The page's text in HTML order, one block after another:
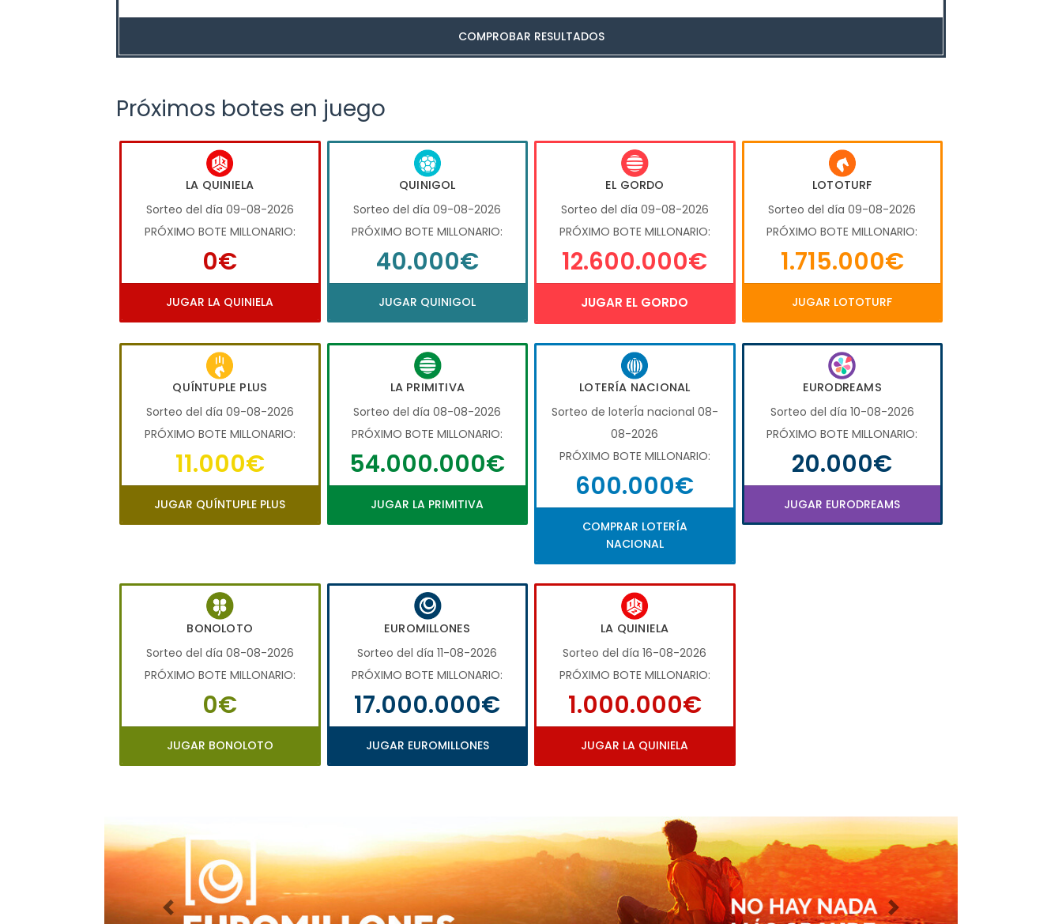
COMPROBAR RESULTADOS
Próximos botes en juego
LA QUINIELA
Sorteo del día 09-08-2026
PRÓXIMO BOTE MILLONARIO:
0€
JUGAR LA QUINIELA
QUINIGOL
Sorteo del día 09-08-2026
PRÓXIMO BOTE MILLONARIO:
40.000€
JUGAR QUINIGOL
EL GORDO
Sorteo del día 09-08-2026
PRÓXIMO BOTE MILLONARIO:
12.600.000€
JUGAR EL GORDO
LOTOTURF
Sorteo del día 09-08-2026
PRÓXIMO BOTE MILLONARIO:
1.715.000€
JUGAR LOTOTURF
QUÍNTUPLE PLUS
Sorteo del día 09-08-2026
PRÓXIMO BOTE MILLONARIO:
11.000€
JUGAR QUÍNTUPLE PLUS
LA PRIMITIVA
Sorteo del día 08-08-2026
PRÓXIMO BOTE MILLONARIO:
54.000.000€
JUGAR LA PRIMITIVA
LOTERÍA NACIONAL
Sorteo de loterÍa nacional 08-
08-2026
PRÓXIMO BOTE MILLONARIO:
600.000€
COMPRAR LOTERÍA
NACIONAL
EURODREAMS
Sorteo del día 10-08-2026
PRÓXIMO BOTE MILLONARIO:
20.000€
JUGAR EURODREAMS
BONOLOTO
Sorteo del día 08-08-2026
PRÓXIMO BOTE MILLONARIO:
0€
JUGAR BONOLOTO
EUROMILLONES
Sorteo del día 11-08-2026
PRÓXIMO BOTE MILLONARIO:
17.000.000€
JUGAR EUROMILLONES
LA QUINIELA
Sorteo del día 16-08-2026
PRÓXIMO BOTE MILLONARIO:
1.000.000€
JUGAR LA QUINIELA
Imagen anterior Imagen siguiente